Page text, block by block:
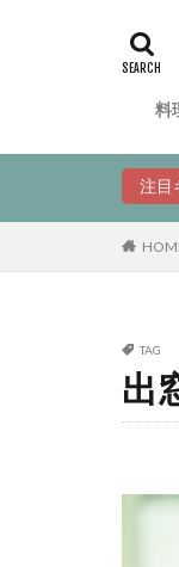
料
注目
TAG
出